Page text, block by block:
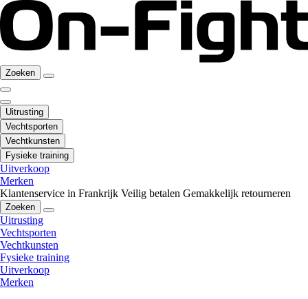
Zoeken
Uitrusting
Vechtsporten
Vechtkunsten
Fysieke training
Uitverkoop
Merken
Klantenservice in Frankrijk Veilig betalen Gemakkelijk retourneren
Zoeken
Uitrusting
Vechtsporten
Vechtkunsten
Fysieke training
Uitverkoop
Merken